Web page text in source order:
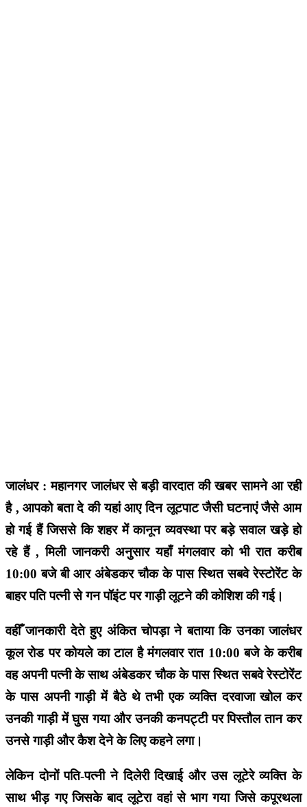
जालंधर : महानगर जालंधर से बड़ी वारदात की खबर सामने आ रही
है , आपको बता दे की यहां आए दिन लूटपाट जैसी घटनाएं जैसे आम
हो गई हैं जिससे कि शहर में कानून व्यवस्था पर बड़े सवाल खड़े हो
रहे हैं , मिली जानकरी अनुसार यहाँ मंगलवार को भी रात करीब
10:00 बजे बी आर अंबेडकर चौक के पास स्थित सबवे रेस्टोरेंट के
बाहर पति पत्नी से गन पॉइंट पर गाड़ी लूटने की कोशिश की गई।
वहीँ जानकारी देते हुए अंकित चोपड़ा ने बताया कि उनका जालंधर
कूल रोड पर कोयले का टाल है मंगलवार रात 10:00 बजे के करीब
वह अपनी पत्नी के साथ अंबेडकर चौक के पास स्थित सबवे रेस्टोरेंट
के पास अपनी गाड़ी में बैठे थे तभी एक व्यक्ति दरवाजा खोल कर
उनकी गाड़ी में घुस गया और उनकी कनपट्टी पर पिस्तौल तान कर
उनसे गाड़ी और कैश देने के लिए कहने लगा।
लेकिन दोनों पति-पत्नी ने दिलेरी दिखाई और उस लूटेरे व्यक्ति के
साथ भीड़ गए जिसके बाद लूटेरा वहां से भाग गया जिसे कपूरथला